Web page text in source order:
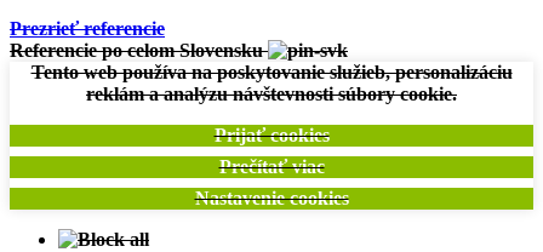
Zobraziť projekt
Prezrieť referencie
Referencie po celom Slovensku
Tento web používa na poskytovanie služieb, personalizáciu
reklám a analýzu návštevnosti súbory cookie.
Prijať cookies
Prečítať viac
Nastavenie cookies